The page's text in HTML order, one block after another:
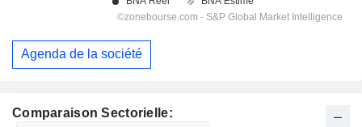
Comparaison Sectorielle:
Agenda de la société